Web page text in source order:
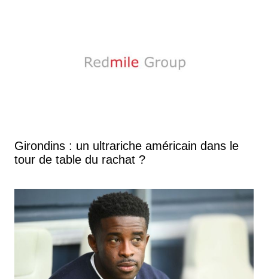
Girondins : un ultrariche américain dans le
tour de table du rachat ?